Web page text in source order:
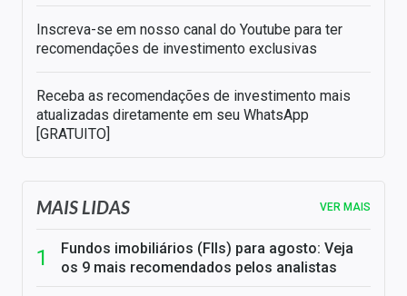
Inscreva-se em nosso canal do Youtube para ter
recomendações de investimento exclusivas
Receba as recomendações de investimento mais
atualizadas diretamente em seu WhatsApp
[GRATUITO]
MAIS LIDAS VER MAIS
Fundos imobiliários (FIIs) para agosto: Veja
os 9 mais recomendados pelos analistas